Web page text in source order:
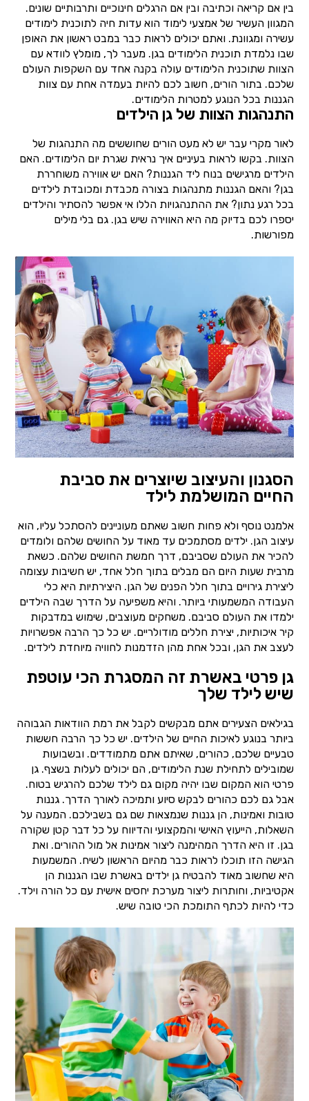
בין אם קריאה וכתיבה ובין אם הרגלים חינוכיים ותרבותיים שונים.
המגוון העשיר של אמצעי לימוד הוא עדות חיה לתוכנית לימודים
עשירה ומגוונת. ואתם יכולים לראות כבר במבט ראשון את האופן
שבו נלמדת תוכנית הלימודים בגן. מעבר לך, מומלץ לוודא עם
הצוות שתוכנית הלימודים עולה בקנה אחד עם השקפות העולם
שלכם. בתור הורים, חשוב לכם להיות בעמדה אחת עם צוות
הגננות בכל הנוגע למטרות הלימודים.
התנהגות הצוות של גן הילדים
לאור מקרי עבר יש לא מעט הורים שחוששים מה התנהגות של
הצוות. בקשו לראות בעיניים איך נראית שגרת יום הלימודים. האם
הילדים מרגישים בנוח ליד הגננות? האם יש אווירה משוחררת
בגן? והאם הגננות מתנהגות בצורה מכבדת ומכובדת לילדים
בכל רגע נתון? את ההתנהגויות הללו אי אפשר להסתיר והילדים
יספרו לכם בדיוק מה היא האווירה שיש בגן. גם בלי מילים
מפורשות.
הסגנון והעיצוב שיוצרים את סביבת
החיים המושלמת לילד
אלמנט נוסף ולא פחות חשוב שאתם מעוניינים להסתכל עליו, הוא
עיצוב הגן. ילדים מסתמכים עד מאוד על החושים שלהם ולומדים
להכיר את העולם שסביבם, דרך חמשת החושים שלהם. כשאת
מרבית שעות היום הם מבלים בתוך חלל אחד, יש חשיבות עצומה
ליצירת גירויים בתוך חלל הפנים של הגן. היצירתיות היא כלי
העבודה המשמעותי ביותר. והיא משפיעה על הדרך שבה הילדים
ילמדו את העולם סביבם. משחקים מעוצבים, שימוש במדבקות
קיר איכותיות, יצירת חללים מודולריים. יש כל כך הרבה אפשרויות
לעצב את הגן, ובכל אחת מהן הזדמנות לחוויה מיוחדת לילדים.
גן פרטי באשרת זה המסגרת הכי עוטפת
שיש לילד שלך
בגילאים הצעירים אתם מבקשים לקבל את רמת הוודאות הגבוהה
ביותר בנוגע לאיכות החיים של הילדים. יש כל כך הרבה חששות
טבעיים שלכם, כהורים, שאיתם אתם מתמודדים. ובשבועות
שמובילים לתחילת שנת הלימודים, הם יכולים לעלות בשצף. גן
פרטי הוא המקום שבו יהיה מקום גם לילד שלכם להרגיש בטוח.
אבל גם לכם כהורים לבקש סיוע ותמיכה לאורך הדרך. גננות
טובות ואמינות, הן גננות שנמצאות שם גם בשבילכם. המענה על
השאלות, הייעוץ האישי והמקצועי והדיווח על כל דבר קטן שקורה
בגן. זו היא הדרך המהימנה ליצור אמינות אל מול ההורים. ואת
הגישה הזו תוכלו לראות כבר מהיום הראשון לשיח. המשמעות
היא שחשוב מאוד להבטיח גן ילדים באשרת שבו הגננות הן
אקטיביות, וחותרות ליצור מערכת יחסים אישית עם כל הורה וילד.
כדי להיות לכתף התומכת הכי טובה שיש.